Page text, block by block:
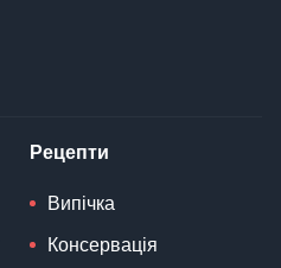
Рецепти
Випічка
Консервація